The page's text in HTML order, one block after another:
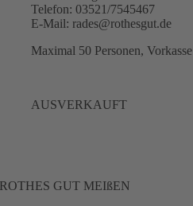
Telefon: 03521/7545467
E-Mail: rades@rothesgut.de
Maximal 50 Personen, Vorkasse
AUSVERKAUFT
ROTHES GUT MEIßEN